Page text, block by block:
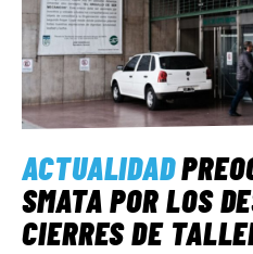
ACTUALIDAD
SMATA POR LOS
CIERRES DE